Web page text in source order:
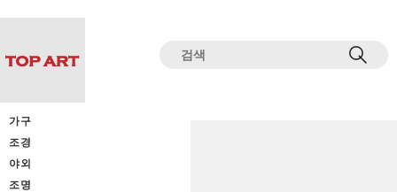
가구
조경
야외
조명